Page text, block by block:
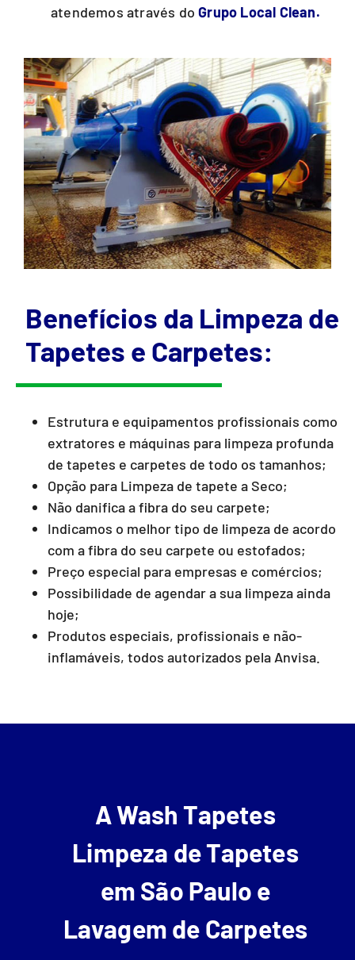
atendemos através doGrupo Local Clean.
Benefícios da Limpeza de
Tapetes e Carpetes:
Estrutura e equipamentos profissionais como
extratores e máquinas para limpeza profunda
de tapetes e carpetes de todo os tamanhos;
Opção para Limpeza de tapete a Seco;
Não danifica a fibra do seu carpete;
Indicamos o melhor tipo de limpeza de acordo
com a fibra do seu carpete ou estofados;
Preço especial para empresas e comércios;
Possibilidade de agendar a sua limpeza ainda
hoje;
Produtos especiais, profissionais e não-
inflamáveis, todos autorizados pela Anvisa.
A Wash Tapetes
Limpeza de Tapetes
em São Paulo e
Lavagem de Carpetes